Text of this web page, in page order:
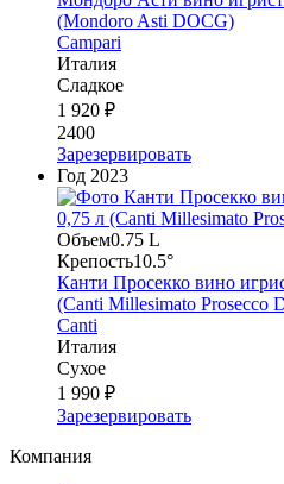
(Mondoro Asti DOCG)
Campari
Италия
Сладкое
1 920 ₽
2400
Зарезервировать
Год 2023
Объем0.75 L
Крепость10.5°
Канти Просекко вино
(Canti Millesimato Prosecco
Canti
Италия
Сухое
1 990 ₽
Зарезервировать
Компания